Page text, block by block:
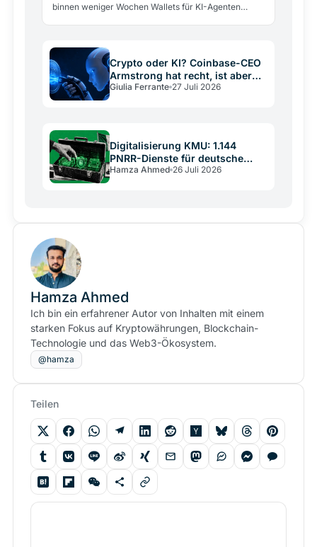
binnen weniger Wochen Wallets für KI-Agenten
Crypto oder KI? Coinbase-CEO
Armstrong hat recht, ist aber
kein neutraler Schiedsrichter
Giulia Ferrante 27 Juli 2026
Digitalisierung KMU: 1.144
PNRR-Dienste für deutsche
Mittelständler
Hamza Ahmed 26 Juli 2026
Hamza Ahmed
Ich bin ein erfahrener Autor von Inhalten mit einem
starken Fokus auf Kryptowährungen, Blockchain-
Technologie und das Web3-Ökosystem.
@hamza
Teilen